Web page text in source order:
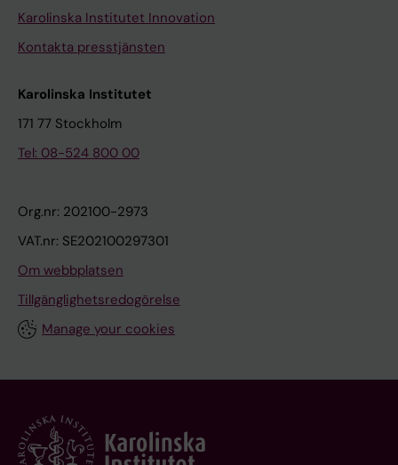
Karolinska Institutet Innovation
Kontakta presstjänsten
Karolinska Institutet
171 77 Stockholm
Tel: 08-524 800 00
Org.nr: 202100-2973
VAT.nr: SE202100297301
Om webbplatsen
Tillgänglighetsredogörelse
Manage your cookies